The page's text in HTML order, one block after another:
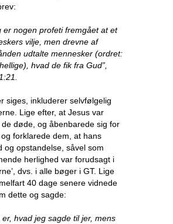
er nogen profeti fremgået at et
vilje, men drevne af
udtalte mennesker (ordret:
hvad de fik fra Gud”,
siges, inkluderer selvfølgelig
Lige efter, at Jesus var
døde, og åbenbarede sig for
forklarede dem, at hans
og opstandelse, såvel som
herlighed var forudsagt i
dvs. i alle bøger i GT. Lige
40 dage senere vidnede
dette og sagde:
er, hvad jeg sagde til jer, mens